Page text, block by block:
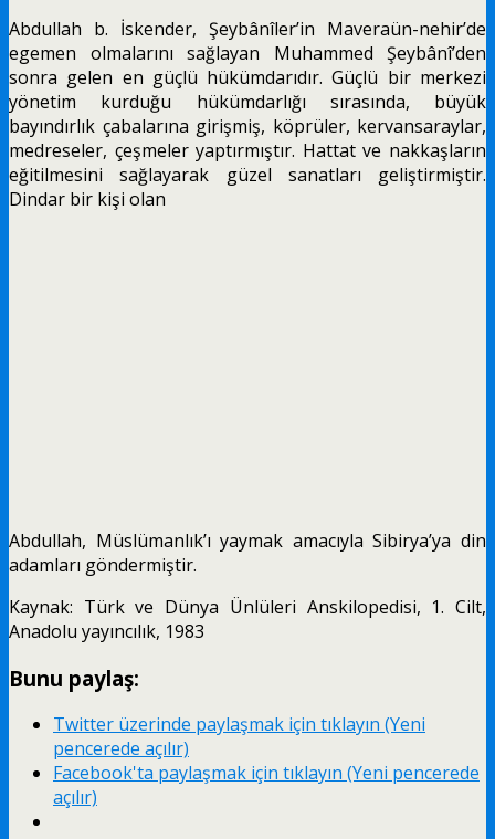
Abdullah b. İskender, Şeybânîler’in Maveraün-nehir’de
egemen olmalarını sağlayan Muhammed Şeybânî’den
sonra gelen en güçlü hükümdarıdır. Güçlü bir merkezi
yönetim kurduğu hükümdarlığı sırasında, büyük
bayındırlık çabalarına girişmiş, köp­rüler, kervansaraylar,
medreseler, çeşmeler yaptırmış­tır. Hattat ve nakkaşların
eğitilmesini sağlayarak güzel sanatları geliştirmiştir.
Dindar bir kişi olan
Abdullah, Müslümanlık’ı yaymak amacıyla Sibirya’ya din
adamları göndermiştir.
Kaynak: Türk ve Dünya Ünlüleri Anskilopedisi, 1. Cilt,
Anadolu yayıncılık, 1983
Bunu paylaş:
Twitter üzerinde paylaşmak için tıklayın (Yeni
pencerede açılır)
Facebook'ta paylaşmak için tıklayın (Yeni pencerede
açılır)